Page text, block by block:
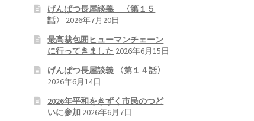
げんぱつ長屋談義 〈第１５
話〉
2026年7月20日
最高裁包囲ヒューマンチェーン
に行ってきました 2026年6月15日
げんぱつ長屋談義 〈第１４話〉
2026年6月14日
2026年平和をきずく市民のつど
いに参加 2026年6月7日